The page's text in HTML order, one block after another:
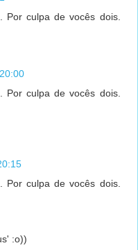
Por culpa de vocês dois.
Por culpa de vocês dois.
Por culpa de vocês dois.
:o))